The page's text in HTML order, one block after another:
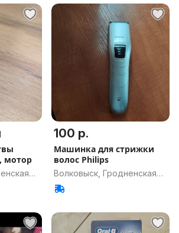
мотор
100 р.
Машинка для стрижки
волос Philips
Волковыск, Гродненская
обл.